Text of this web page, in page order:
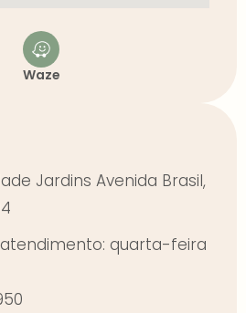
Waze
Jardins Avenida Brasil,
quarta-feira